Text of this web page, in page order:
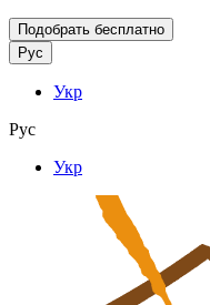
Подобрать бесплатно
Рус
Укр
Рус
Укр